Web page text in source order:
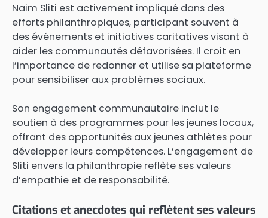
Naim Sliti est activement impliqué dans des
efforts philanthropiques, participant souvent à
des événements et initiatives caritatives visant à
aider les communautés défavorisées. Il croit en
l’importance de redonner et utilise sa plateforme
pour sensibiliser aux problèmes sociaux.
Son engagement communautaire inclut le
soutien à des programmes pour les jeunes locaux,
offrant des opportunités aux jeunes athlètes pour
développer leurs compétences. L’engagement de
Sliti envers la philanthropie reflète ses valeurs
d’empathie et de responsabilité.
Citations et anecdotes qui reflètent ses valeurs